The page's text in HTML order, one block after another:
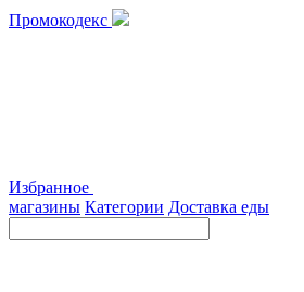
Промокодекс
Избранное
магазины Категории Доставка еды